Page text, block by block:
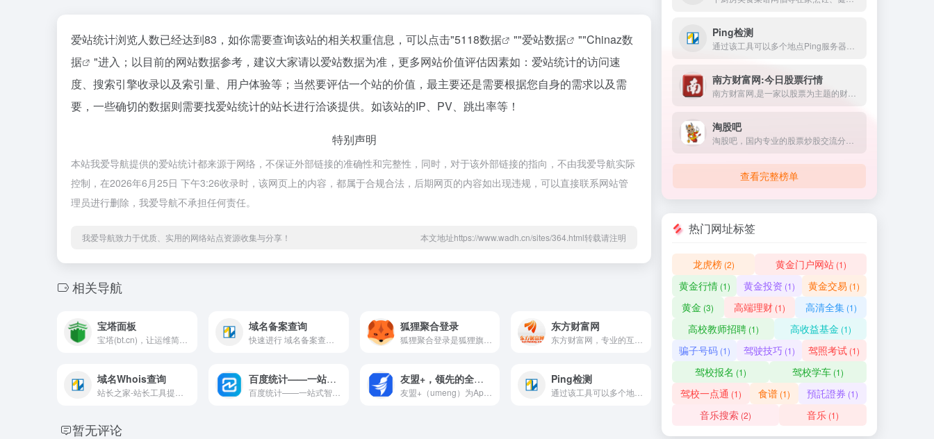
爱站统计浏览人数已经达到83，如你需要查询该站的相关权重信息，可以点击"5118数据 ""爱站数据 ""Chinaz数
据
"进入；以目前的网站数据参考，建议大家请以爱站数据为准，更多网站价值评估因素如：爱站统计的访问速
度、搜索引擎收录以及索引量、用户体验等；当然要评估一个站的价值，最主要还是需要根据您自身的需求以及需
要，一些确切的数据则需要找爱站统计的站长进行洽谈提供。如该站的IP、PV、跳出率等！
特别声明
本站我爱导航提供的爱站统计都来源于网络，不保证外部链接的准确性和完整性，同时，对于该外部链接的指向，不由我爱导航实际
控制，在2026年6月25日 下午3:26收录时，该网页上的内容，都属于合规合法，后期网页的内容如出现违规，可以直接联系网站管
理员进行删除，我爱导航不承担任何责任。
我爱导航致力于优质、实用的网络站点资源收集与分享！ 本文地址https://www.wadh.cn/sites/364.html转载请注明
相关导航
宝塔面板 域名备案查询 狐狸聚合登录
狐狸聚合登录是狐狸旗下的社会化账号聚合登录系统，让网站的最终用户可以一站式选择使用包括微信、微博、QQ、百度等多种社会化帐号登录该站点。简化用户注册登录过程、改善用户浏览站点的体验、迅速提高网站注册量和用户数据量。有完善的开发文档与SDK，方便开发者快速接入。
东方财富网
域名Whois查询 百度统计——一站式智能数据分析与应用平台
百度统计——一站式智能数据分析与应用平台
友盟+，领先的全域数据智能服务商
友盟+（umeng）为App、网站、小程序的开发、产品、运营与增长团队提供一站式数据智能服务：用U-App/U-Web/U-Mini看清用户与转化，用U-APM定位崩溃与卡顿，用U-Push/U-Verify/U-Share/U-Link解决推送、登录、分享与跳转链路，用U-Sec做合规交付，用U-AddWin拉新促活、U-AppWin做广告变现，让每个角色都能上手干活，也让业务结果可衡量、可优化。
Ping检测
暂无评论
Ping检测
南方财富网:今日股票行情
淘股吧
查看完整榜单
热门网址标签
龙虎榜(2) 黄金门户网站(1)
黄金行情(1) 黄金投资 (1) 黄金交易 (1)
黄金 (3) 高端理财 (1) 高清全集(1)
高校教师招聘(1) 高收益基金 (1)
骗子号码(1) 驾驶技巧 (1) 驾照考试 (1)
驾校报名 (1) 驾校学车 (1)
驾校一点通 (1) 食谱 (1) 預託證券 (1)
音乐搜索 (2) 音乐 (1)